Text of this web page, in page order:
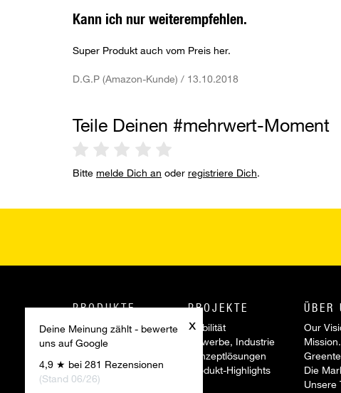
x
Deine Meinung zählt - bewerte
uns auf Google
4,9 ★ bei 281 Rezensionen
(Stand 06/26)
Kann ich nur weiterempfehlen.
Super Produkt auch vom Preis her.
D.G.P (Amazon-Kunde) / 13.10.2018
Teile Deinen #mehrwert-Moment
Bitte melde Dich an oder registriere Dich.
PRODUKTE
Innotec Produkte
Project System
Werkzeuge &
Zubehör
PROJEKTE
Mobilität
Gewerbe, Industrie
Konzeptlösungen
Produkt-Highlights
ÜBER
Our
Mission.
Die
Unsere